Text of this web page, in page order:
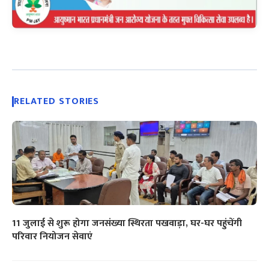
RELATED STORIES
11 जुलाई से शुरू होगा जनसंख्या स्थिरता पखवाड़ा, घर-घर पहुंचेंगी
परिवार नियोजन सेवाएं